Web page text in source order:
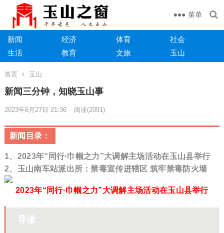
菜单
新闻 经济 体育
社会
生活
教育 文旅 玉山
首页 玉山
​新闻三分钟，知晓玉山事
2023年6月27日 21:36 阅读(2091)
新闻目录：
1、2023年“同行·巾帼之力”大调解主场活动在玉山县举行
2、玉山南车站派出所：禁毒宣传进辖区 筑牢禁毒防火墙
2023年“同行·巾帼之力”大调解主场活动在玉山县举行
导读